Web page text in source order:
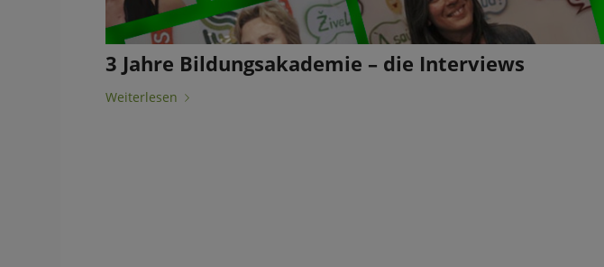
3 Jahre Bildungsakademie – die Interviews
Weiterlesen